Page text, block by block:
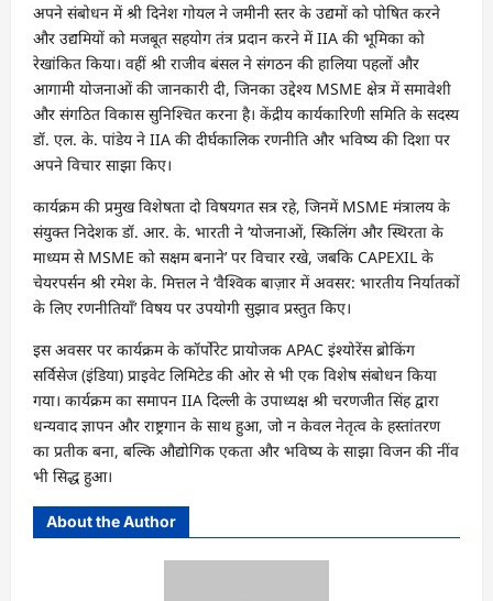
अपने संबोधन में श्री दिनेश गोयल ने जमीनी स्तर के उद्यमों को पोषित करने
और उद्यमियों को मजबूत सहयोग तंत्र प्रदान करने में IIA की भूमिका को
रेखांकित किया। वहीं श्री राजीव बंसल ने संगठन की हालिया पहलों और
आगामी योजनाओं की जानकारी दी, जिनका उद्देश्य MSME क्षेत्र में समावेशी
और संगठित विकास सुनिश्चित करना है। केंद्रीय कार्यकारिणी समिति के सदस्य
डॉ. एल. के. पांडेय ने IIA की दीर्घकालिक रणनीति और भविष्य की दिशा पर
अपने विचार साझा किए।
कार्यक्रम की प्रमुख विशेषता दो विषयगत सत्र रहे, जिनमें MSME मंत्रालय के
संयुक्त निदेशक डॉ. आर. के. भारती ने ‘योजनाओं, स्किलिंग और स्थिरता के
माध्यम से MSME को सक्षम बनाने’ पर विचार रखे, जबकि CAPEXIL के
चेयरपर्सन श्री रमेश के. मित्तल ने ‘वैश्विक बाज़ार में अवसर: भारतीय निर्यातकों
के लिए रणनीतियाँ’ विषय पर उपयोगी सुझाव प्रस्तुत किए।
इस अवसर पर कार्यक्रम के कॉर्पोरेट प्रायोजक APAC इंश्योरेंस ब्रोकिंग
सर्विसेज (इंडिया) प्राइवेट लिमिटेड की ओर से भी एक विशेष संबोधन किया
गया। कार्यक्रम का समापन IIA दिल्ली के उपाध्यक्ष श्री चरणजीत सिंह द्वारा
धन्यवाद ज्ञापन और राष्ट्रगान के साथ हुआ, जो न केवल नेतृत्व के हस्तांतरण
का प्रतीक बना, बल्कि औद्योगिक एकता और भविष्य के साझा विजन की नींव
भी सिद्ध हुआ।
About the Author